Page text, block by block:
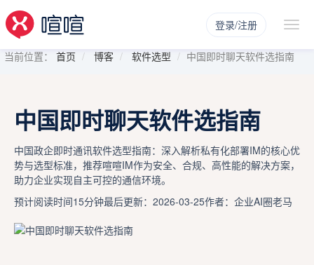
登录/注册
当前位置： 首页 博客 软件选型 中国即时聊天软件选指南
中国即时聊天软件选指南
中国政企即时通讯软件选型指南：深入解析私有化部署IM的核心优
势与选型标准，推荐喧喧IM作为安全、合规、高性能的解决方案，
助力企业实现自主可控的通信环境。
预计阅读时间15分钟最后更新：2026-03-25作者：企业AI圈老马